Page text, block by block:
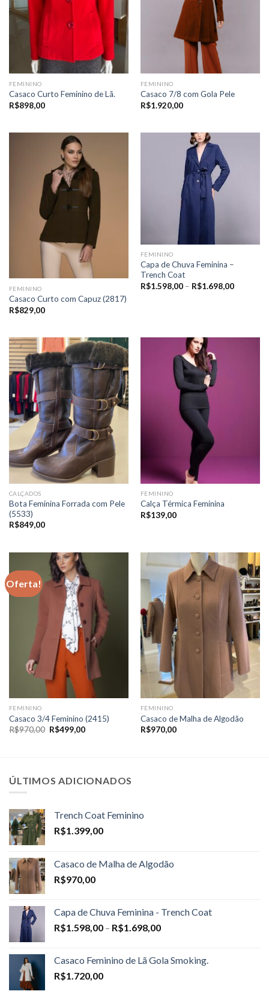
FEMININO
Casaco Curto Feminino de Lã.
R$898,00
FEMININO
Casaco 7/8 com Gola Pele
R$1.920,00
FEMININO
Casaco Curto com Capuz (2817)
R$829,00
FEMININO
Capa de Chuva Feminina –
Trench Coat
R$1.598,00 – R$1.698,00Price
CALÇADOS
Bota Feminina Forrada com Pele
(5533)
R$849,00
FEMININO
Calça Térmica Feminina
R$139,00
Oferta!
FEMININO
Casaco 3/4 Feminino (2415)
R$970,00 O
R$499,00O
FEMININO
Casaco de Malha de Algodão
R$970,00
ÚLTIMOS ADICIONADOS
Trench Coat Feminino
R$1.399,00
Casaco de Malha de Algodão
R$970,00
Capa de Chuva Feminina - Trench Coat
R$1.598,00 – R$1.698,00Price
through
Casaco Feminino de Lã Gola Smoking.
R$1.720,00